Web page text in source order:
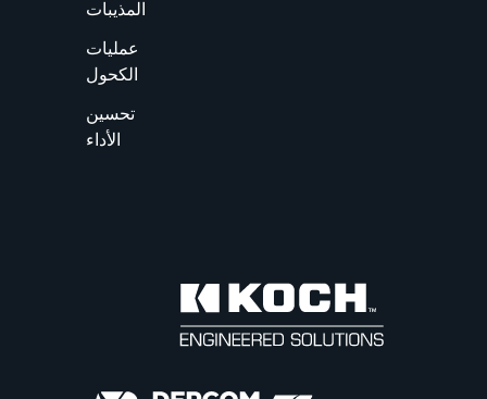
المذيبات
عمليات
الكحول
تحسين
الأداء